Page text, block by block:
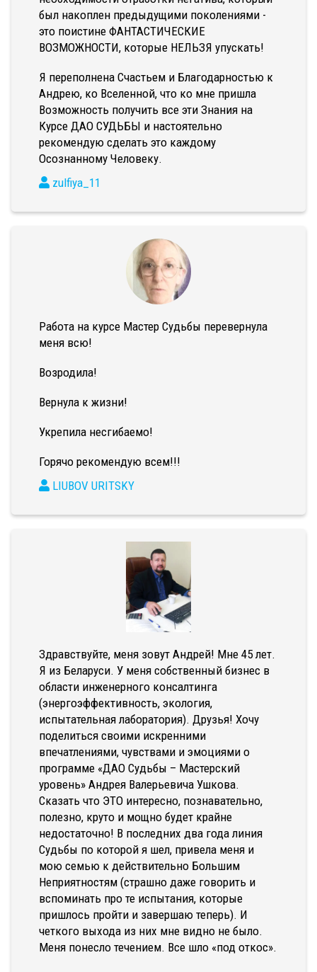
был накоплен предыдущими поколениями -
это поистине ФАНТАСТИЧЕСКИЕ
ВОЗМОЖНОСТИ, которые НЕЛЬЗЯ упускать!
Я переполнена Счастьем и Благодарностью к
Андрею, ко Вселенной, что ко мне пришла
Возможность получить все эти Знания на
Курсе ДАО СУДЬБЫ и настоятельно
рекомендую сделать это каждому
Осознанному Человеку.
zulfiya_11
Работа на курсе Мастер Судьбы перевернула
меня всю!
Возродила!
Вернула к жизни!
Укрепила несгибаемо!
Горячо рекомендую всем!!!
LIUBOV URITSKY
Здравствуйте, меня зовут Андрей! Мне 45 лет.
Я из Беларуси. У меня собственный бизнес в
области инженерного консалтинга
(энергоэффективность, экология,
испытательная лаборатория). Друзья! Хочу
поделиться своими искренними
впечатлениями, чувствами и эмоциями о
программе «ДАО Судьбы – Мастерский
уровень» Андрея Валерьевича Ушкова.
Сказать что ЭТО интересно, познавательно,
полезно, круто и мощно будет крайне
недостаточно! В последних два года линия
Судьбы по которой я шел, привела меня и
мою семью к действительно Большим
Неприятностям (страшно даже говорить и
вспоминать про те испытания, которые
пришлось пройти и завершаю теперь). И
четкого выхода из них мне видно не было.
Меня понесло течением. Все шло «под откос».